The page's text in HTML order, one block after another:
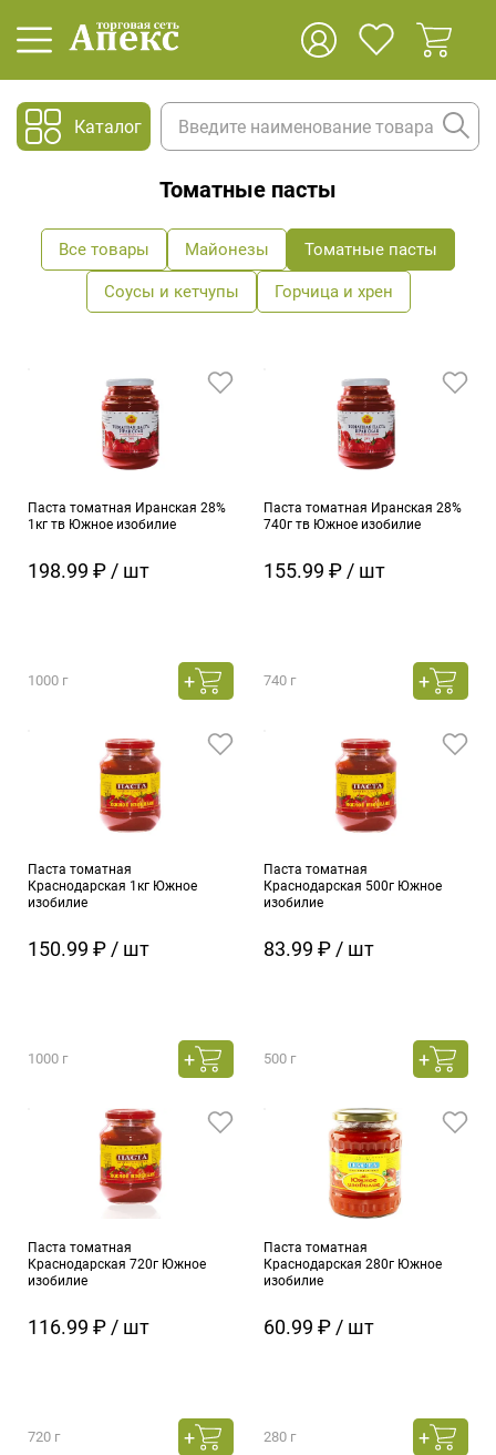
Каталог
Томатные пасты
Все товары Майонезы Томатные пасты
Соусы и кетчупы Горчица и хрен
Паста томатная Иранская 28%
1кг тв Южное изобилие
198.99 ₽ / шт
1000 г
Паста томатная Иранская 28%
740г тв Южное изобилие
155.99 ₽ / шт
740 г
Паста томатная
Краснодарская 1кг Южное
изобилие
150.99 ₽ / шт
1000 г
Паста томатная
Краснодарская 500г Южное
изобилие
83.99 ₽ / шт
500 г
Паста томатная
Краснодарская 720г Южное
изобилие
116.99 ₽ / шт
720 г
Паста томатная
Краснодарская 280г Южное
изобилие
60.99 ₽ / шт
280 г